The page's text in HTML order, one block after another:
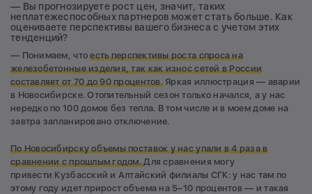
— Вы прогнозируете рост цен, значит, таких
неплатежеспособных партнеров может стать больше. Как
оцениваете перспективы вашего бизнеса с учетом этих
тенденций?
— Понимаем, чтоестьперспективы роста спроса на
железобетонные изделия, так как износ сетей в России
составляет от 70 до 90 процентов.Яркая иллюстрация — аварии
в Новосибирске. Отопительный сезон только начался, а у нас
нередко по 100 домов без тепла. В том числе и в моем доме на
завтра запланировано отключение.
По Новосибирску объемы поставок у нас упали в 4 раза в
сравнении с прошлым годом.Для сравнения могу
привести Кузбасский и Алтайский филиалы СГК: у нас там по
этому году идет прирост объема на 5–10 процентов — и такая